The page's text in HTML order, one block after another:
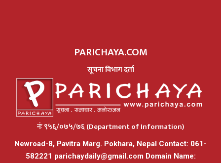
PARICHAYA.COM
सूचना विभाग दर्ता
नंः ९५६/०७५/७६ (Department of Information)
Newroad-8, Pavitra Marg. Pokhara, Nepal Contact: 061-
582221 parichaydaily@gmail.comDomain Name: